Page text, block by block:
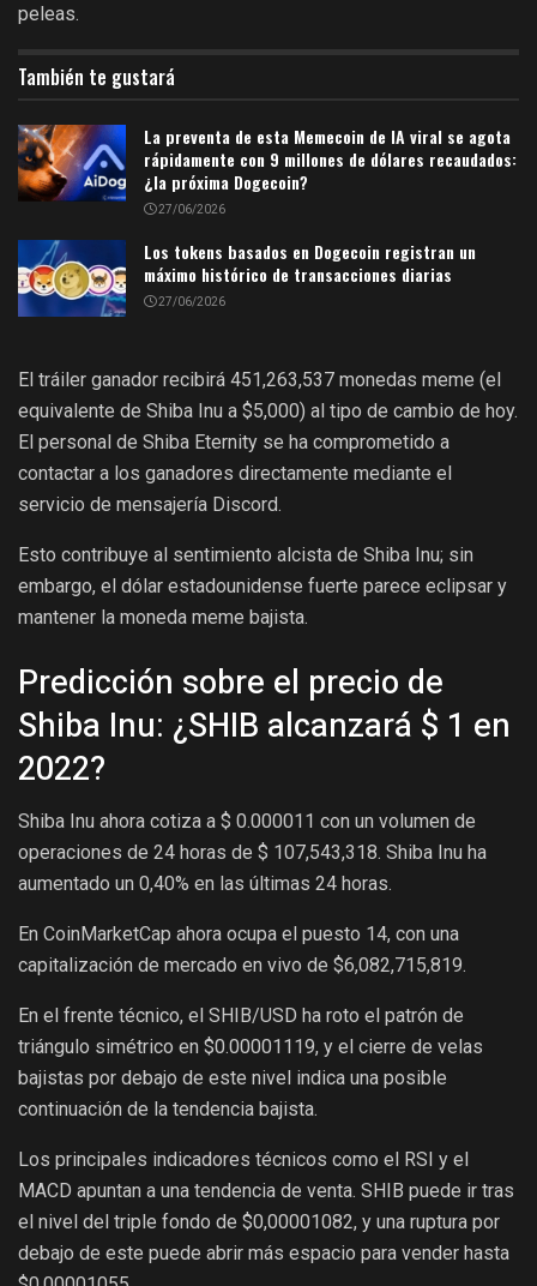
peleas.
También te gustará
La preventa de esta Memecoin de IA viral se agota
rápidamente con 9 millones de dólares recaudados:
¿la próxima Dogecoin?
27/06/2026
Los tokens basados en Dogecoin registran un
máximo histórico de transacciones diarias
27/06/2026
El tráiler ganador recibirá 451,263,537 monedas meme (el
equivalente de Shiba Inu a $5,000) al tipo de cambio de hoy.
El personal de Shiba Eternity se ha comprometido a
contactar a los ganadores directamente mediante el
servicio de mensajería Discord.
Esto contribuye al sentimiento alcista de Shiba Inu; sin
embargo, el dólar estadounidense fuerte parece eclipsar y
mantener la moneda meme bajista.
Predicción sobre el precio de
Shiba Inu: ¿SHIB alcanzará $ 1 en
2022?
Shiba Inu ahora cotiza a $ 0.000011 con un volumen de
operaciones de 24 horas de $ 107,543,318. Shiba Inu ha
aumentado un 0,40% en las últimas 24 horas.
En CoinMarketCap ahora ocupa el puesto 14, con una
capitalización de mercado en vivo de $6,082,715,819.
En el frente técnico, el SHIB/USD ha roto el patrón de
triángulo simétrico en $0.00001119, y el cierre de velas
bajistas por debajo de este nivel indica una posible
continuación de la tendencia bajista.
Los principales indicadores técnicos como el RSI y el
MACD apuntan a una tendencia de venta. SHIB puede ir tras
el nivel del triple fondo de $0,00001082, y una ruptura por
debajo de este puede abrir más espacio para vender hasta